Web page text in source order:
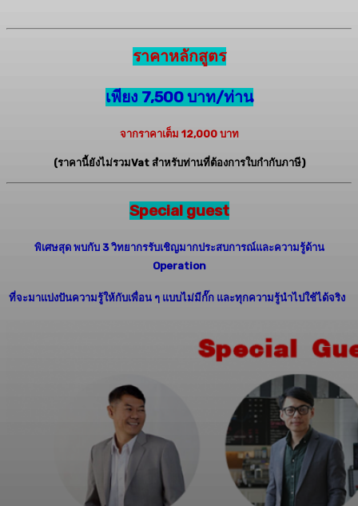
ราคาหลักสูตร
เพียง 7,500 บาท/ท่าน
จากราคาเต็ม 12,000 บาท
(ราคานี้ยังไม่รวมVat สำหรับท่านที่ต้องการใบกำกับภาษี)
Special guest
พิเศษสุด พบกับ3วิทยากรรับเชิญมากประสบการณ์และความรู้ด้าน
Operation
ที่จะมาแบ่งปันความรู้ให้กับเพื่อน ๆ แบบไม่มีกั๊ก และทุกความรู้นำไปใช้ได้จริง